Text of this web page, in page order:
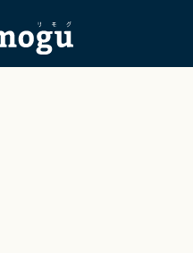
トワーク（テレワーク）